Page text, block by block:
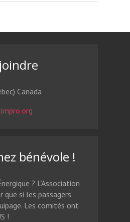
Canada
bénévole !
? L’Association
que si les passagers
Les comités ont
!